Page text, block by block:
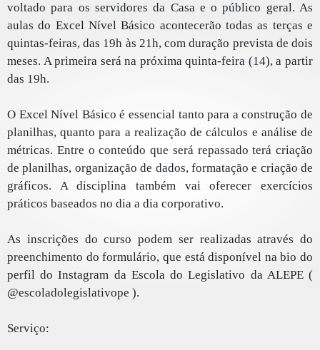
voltado para os servidores da Casa e o público geral. As
aulas do Excel Nível Básico acontecerão todas as terças e
quintas-feiras, das 19h às 21h, com duração prevista de dois
meses. A primeira será na próxima quinta-feira (14), a partir
das 19h.
O Excel Nível Básico é essencial tanto para a construção de
planilhas, quanto para a realização de cálculos e análise de
métricas. Entre o conteúdo que será repassado terá criação
de planilhas, organização de dados, formatação e criação de
gráficos. A disciplina também vai oferecer exercícios
práticos baseados no dia a dia corporativo.
As inscrições do curso podem ser realizadas através do
preenchimento do formulário, que está disponível na bio do
perfil do Instagram da Escola do Legislativo da ALEPE (
@escoladolegislativope ).
Serviço: